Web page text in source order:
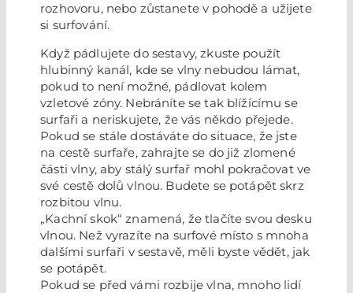
rozhovoru, nebo zůstanete v pohodě a užijete
si surfování.
Když pádlujete do sestavy, zkuste použít
hlubinný kanál, kde se vlny nebudou lámat,
pokud to není možné, pádlovat kolem
vzletové zóny. Nebráníte se tak blížícímu se
surfaři a neriskujete, že vás někdo přejede.
Pokud se stále dostáváte do situace, že jste
na cestě surfaře, zahrajte se do již zlomené
části vlny, aby stálý surfař mohl pokračovat ve
své cestě dolů vlnou. Budete se potápět skrz
rozbitou vlnu.
„Kachní skok“ znamená, že tlačíte svou desku
vlnou. Než vyrazíte na surfové místo s mnoha
dalšími surfaři v sestavě, měli byste vědět, jak
se potápět.
Pokud se před vámi rozbije vlna, mnoho lidí